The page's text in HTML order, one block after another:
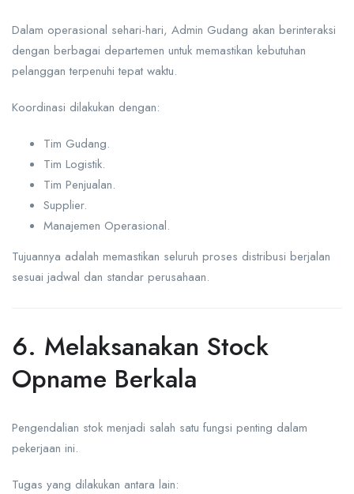
Dalam operasional sehari-hari, Admin Gudang akan berinteraksi
dengan berbagai departemen untuk memastikan kebutuhan
pelanggan terpenuhi tepat waktu.
Koordinasi dilakukan dengan:
Tim Gudang.
Tim Logistik.
Tim Penjualan.
Supplier.
Manajemen Operasional.
Tujuannya adalah memastikan seluruh proses distribusi berjalan
sesuai jadwal dan standar perusahaan.
6. Melaksanakan Stock
Opname Berkala
Pengendalian stok menjadi salah satu fungsi penting dalam
pekerjaan ini.
Tugas yang dilakukan antara lain: